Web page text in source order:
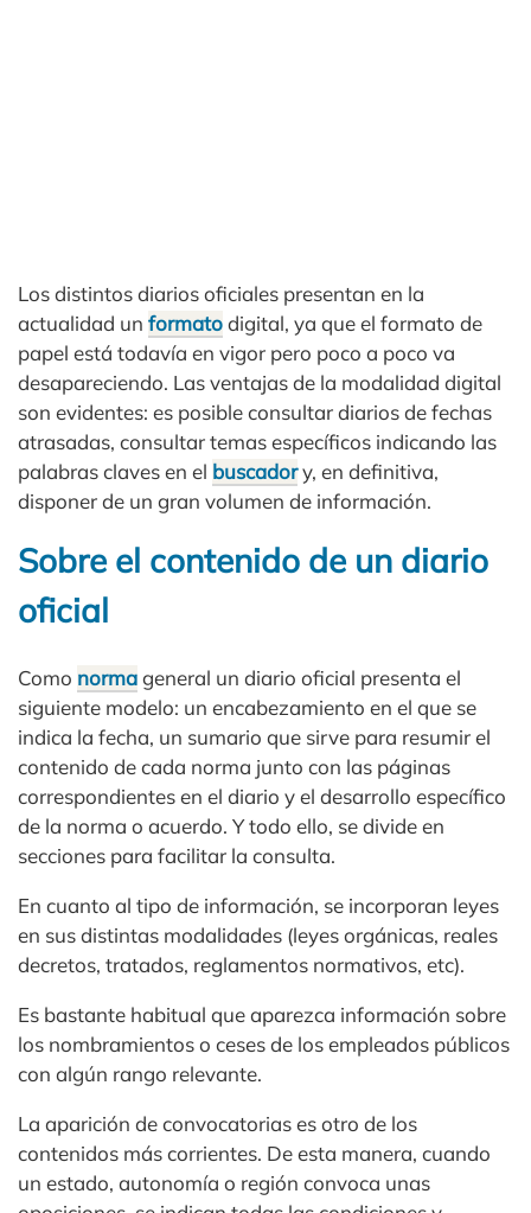
Los distintos diarios oficiales presentan en la
actualidad un formatodigital, ya que el formato de
papel está todavía en vigor pero poco a poco va
desapareciendo. Las ventajas de la modalidad digital
son evidentes: es posible consultar diarios de fechas
atrasadas, consultar temas específicos indicando las
palabras claves en el buscadory, en definitiva,
disponer de un gran volumen de información.
Sobre el contenido de un diario
oficial
Como normageneral un diario oficial presenta el
siguiente modelo: un encabezamiento en el que se
indica la fecha, un sumario que sirve para resumir el
contenido de cada norma junto con las páginas
correspondientes en el diario y el desarrollo específico
de la norma o acuerdo. Y todo ello, se divide en
secciones para facilitar la consulta.
En cuanto al tipo de información, se incorporan leyes
en sus distintas modalidades (leyes orgánicas, reales
decretos, tratados, reglamentos normativos, etc).
Es bastante habitual que aparezca información sobre
los nombramientos o ceses de los empleados públicos
con algún rango relevante.
La aparición de convocatorias es otro de los
contenidos más corrientes. De esta manera, cuando
un estado, autonomía o región convoca unas